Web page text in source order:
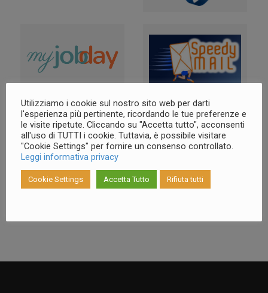
LAVORI – ISISTO
Utilizziamo i cookie sul nostro sito web per darti
l'esperienza più pertinente, ricordando le tue preferenze e
le visite ripetute. Cliccando su "Accetta tutto", acconsenti
all'uso di TUTTI i cookie. Tuttavia, è possibile visitare
"Cookie Settings" per fornire un consenso controllato.
Leggi informativa privacy
Cookie Settings Accetta Tutto Rifiuta tutti